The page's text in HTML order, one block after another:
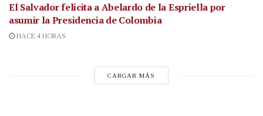
El Salvador felicita a Abelardo de la Espriella por
asumir la Presidencia de Colombia
HACE 4 HORAS
CARGAR MÁS